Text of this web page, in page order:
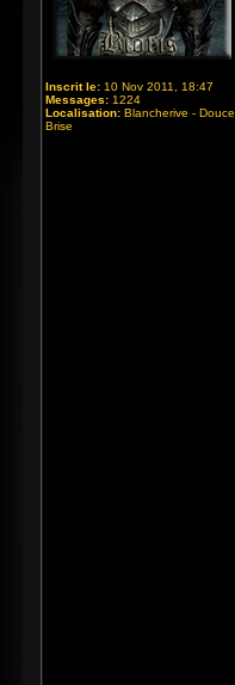
Inscrit le: 10 Nov 2011, 18:47
Messages: 1224
Localisation: Blancherive - Douce
Brise